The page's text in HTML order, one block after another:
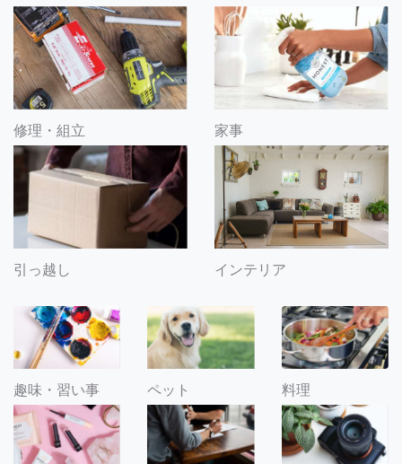
修理・組立 家事
引っ越し インテリア
趣味・習い事 ペット 料理